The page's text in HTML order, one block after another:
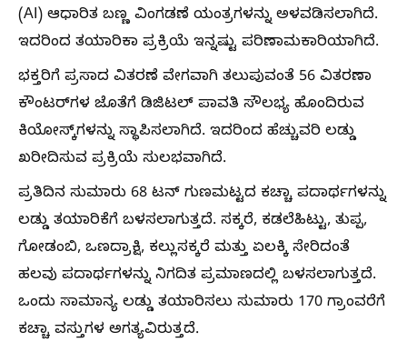
(AI) ಆಧಾರಿತ ಬಣ್ಣ ವಿಂಗಡಣೆ ಯಂತ್ರಗಳನ್ನು ಅಳವಡಿಸಲಾಗಿದೆ.
ಇದರಿಂದ ತಯಾರಿಕಾ ಪ್ರಕ್ರಿಯೆ ಇನ್ನಷ್ಟು ಪರಿಣಾಮಕಾರಿಯಾಗಿದೆ.
ಭಕ್ತರಿಗೆ ಪ್ರಸಾದ ವಿತರಣೆ ವೇಗವಾಗಿ ತಲುಪುವಂತೆ 56 ವಿತರಣಾ
ಕೌಂಟರ್‌ಗಳ ಜೊತೆಗೆ ಡಿಜಿಟಲ್ ಪಾವತಿ ಸೌಲಭ್ಯ ಹೊಂದಿರುವ
ಕಿಯೋಸ್ಕ್‌ಗಳನ್ನು ಸ್ಥಾಪಿಸಲಾಗಿದೆ. ಇದರಿಂದ ಹೆಚ್ಚುವರಿ ಲಡ್ಡು
ಖರೀದಿಸುವ ಪ್ರಕ್ರಿಯೆ ಸುಲಭವಾಗಿದೆ.
ಪ್ರತಿದಿನ ಸುಮಾರು 68 ಟನ್ ಗುಣಮಟ್ಟದ ಕಚ್ಚಾ ಪದಾರ್ಥಗಳನ್ನು
ಲಡ್ಡು ತಯಾರಿಕೆಗೆ ಬಳಸಲಾಗುತ್ತದೆ. ಸಕ್ಕರೆ, ಕಡಲೆಹಿಟ್ಟು, ತುಪ್ಪ,
ಗೋಡಂಬಿ, ಒಣದ್ರಾಕ್ಷಿ, ಕಲ್ಲುಸಕ್ಕರೆ ಮತ್ತು ಏಲಕ್ಕಿ ಸೇರಿದಂತೆ
ಹಲವು ಪದಾರ್ಥಗಳನ್ನು ನಿಗದಿತ ಪ್ರಮಾಣದಲ್ಲಿ ಬಳಸಲಾಗುತ್ತದೆ.
ಒಂದು ಸಾಮಾನ್ಯ ಲಡ್ಡು ತಯಾರಿಸಲು ಸುಮಾರು 170 ಗ್ರಾಂವರೆಗೆ
ಕಚ್ಚಾ ವಸ್ತುಗಳ ಅಗತ್ಯವಿರುತ್ತದೆ.